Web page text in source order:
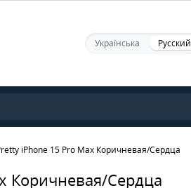
Українська Русский
iPhone 15 Pro Max Коричневая/Сердца
Коричневая/Сердца